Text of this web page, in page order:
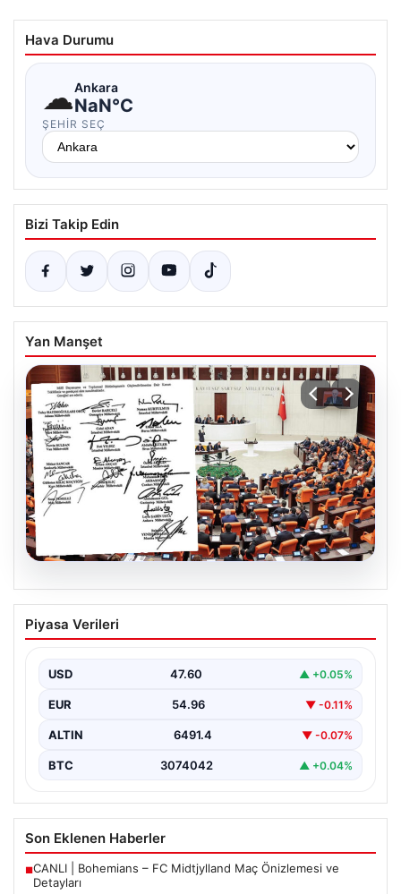
Hava Durumu
☁Ankara
NaN°C
ŞEHIR SEÇ
Bizi Takip Edin
Yan Manşet
05.08.2026
Terörle Mücadelede Tarihi Adım: Yeni
Çerçeve Yasa Teklifi TBMM’ye Sunuldu
güçlendirmeye yönelik kapsamlı bir hukuki altyapı
oluşturmak…
Piyasa Verileri
USD 47.60 ▲ +0.05%
EUR 54.96 ▼ -0.11%
ALTIN 6491.4 ▼ -0.07%
BTC 3074042 ▲ +0.04%
Son Eklenen Haberler
■CANLI | Bohemians – FC Midtjylland Maç Önizlemesi ve
Detayları